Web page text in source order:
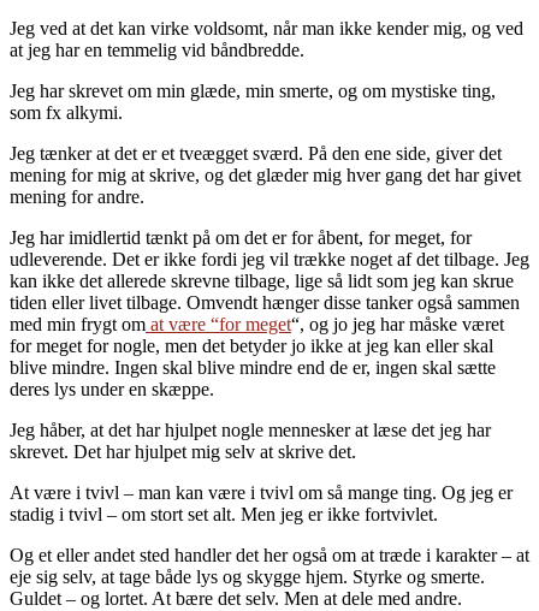
Jeg ved at det kan virke voldsomt, når man ikke kender mig, og ved
at jeg har en temmelig vid båndbredde.
Jeg har skrevet om min glæde, min smerte, og om mystiske ting,
som fx alkymi.
Jeg tænker at det er et tveægget sværd. På den ene side, giver det
mening for mig at skrive, og det glæder mig hver gang det har givet
mening for andre.
Jeg har imidlertid tænkt på om det er for åbent, for meget, for
udleverende. Det er ikke fordi jeg vil trække noget af det tilbage. Jeg
kan ikke det allerede skrevne tilbage, lige så lidt som jeg kan skrue
tiden eller livet tilbage. Omvendt hænger disse tanker også sammen
med min frygt om at være “for meget“, og jo jeg har måske været
for meget for nogle, men det betyder jo ikke at jeg kan eller skal
blive mindre. Ingen skal blive mindre end de er, ingen skal sætte
deres lys under en skæppe.
Jeg håber, at det har hjulpet nogle mennesker at læse det jeg har
skrevet. Det har hjulpet mig selv at skrive det.
At være i tvivl – man kan være i tvivl om så mange ting. Og jeg er
stadig i tvivl – om stort set alt. Men jeg er ikke fortvivlet.
Og et eller andet sted handler det her også om at træde i karakter – at
eje sig selv, at tage både lys og skygge hjem. Styrke og smerte.
Guldet – og lortet. At bære det selv. Men at dele med andre.